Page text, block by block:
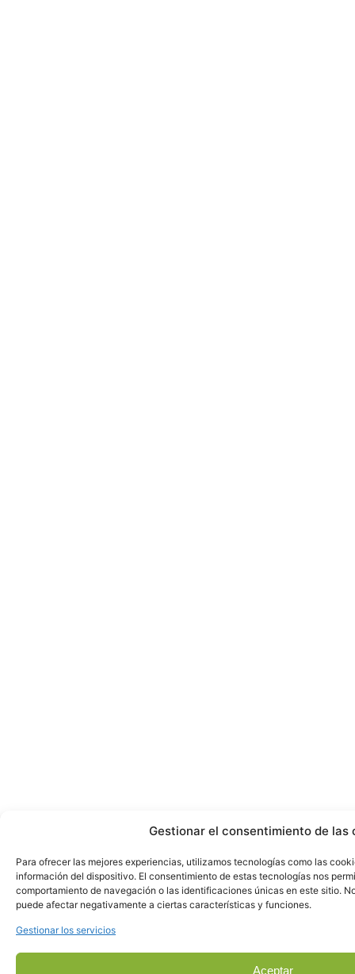
Gestionar el consentimiento de las
Para ofrecer las mejores experiencias, utilizamos tecnologías como las
información del dispositivo. El consentimiento de estas tecnologías nos
comportamiento de navegación o las identificaciones únicas en este sitio.
puede afectar negativamente a ciertas características y funciones.
Gestionar los servicios
Aceptar